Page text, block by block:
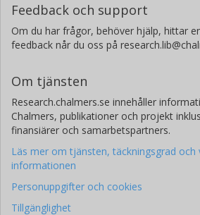
Feedback och support
Om du har frågor, behöver hjälp, hittar
feedback når du oss på
Om tjänsten
Research.chalmers.se innehåller
Chalmers, publikationer och projekt
finansiärer och samarbetspartners.
Läs mer om tjänsten, täckningsgrad och
informationen
Personuppgifter och cookies
Tillgänglighet